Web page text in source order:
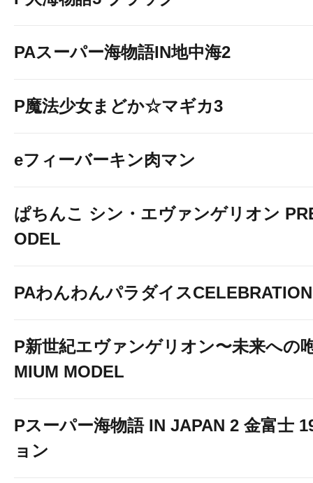
PAスーパー海物語IN地中海2
P魔法少女まどか☆マギカ3
eフィーバーキン肉マン
ぱちんこ シン・エヴァンゲリオン
ODEL
PAわんわんパラダイスCELEBRATION
P新世紀エヴァンゲリオン〜未来への
MIUM MODEL
Pスーパー海物語 IN JAPAN 2 金富士
ョン